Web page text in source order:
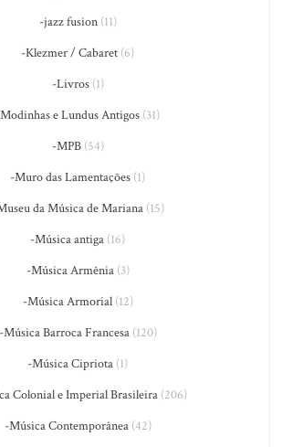
-jazz fusion(11)
-Klezmer / Cabaret (6)
-Livros(1)
e Lundus Antigos (31)
-MPB(54)
-Muro das Lamentações (1)
da Música de Mariana(15)
-Música antiga (16)
-Música Armênia(3)
-Música Armorial(12)
-Música Barroca Francesa(120)
-Música Cipriota (1)
Colonial e Imperial Brasileira(206)
-Música Contemporânea(42)